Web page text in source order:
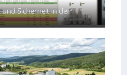
Sicherheit in der